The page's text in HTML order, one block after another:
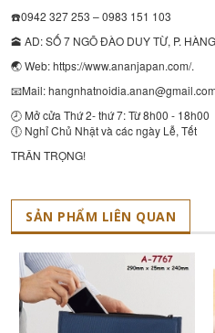
☎️0942 327 253 – 0983 151 103
🕋 AD: SỐ 7 NGÕ ĐÀO DUY TỪ, P.
🌏 Web: https://www.ananjapan.com/.
📧Mail:
🕗 Mở cửa Thứ 2- thứ 7: Từ 8h00 - 18h00
🕕 Nghỉ Chủ Nhật và các ngày Lễ, Tết
TRÂN TRỌNG!
SẢN PHẨM LIÊN QUAN